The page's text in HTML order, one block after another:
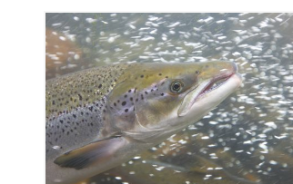
skivebom som setter merkevaren og
kvaliteten på sjømat fra Norge i fare, sier
Robert H. Eriksson, adm.dir i
Sjømatbedriftene.